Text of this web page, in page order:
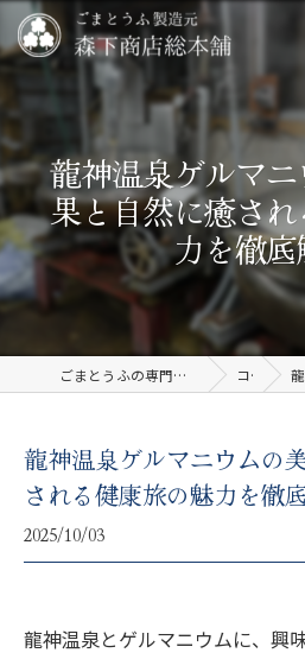
龍神温泉ゲルマ
果と自然に癒さ
力を徹
ごまとうふの専門店なら有限会社森下商店総本舗 コラム 龍
龍神温泉ゲルマニウムの
される健康旅の魅力を徹
2025/10/03
龍神温泉とゲルマニウムに、興